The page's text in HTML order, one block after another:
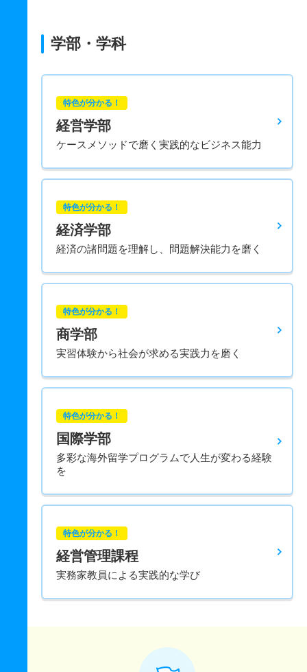
学部・学科
特色が分かる！
経営学部
ケースメソッドで磨く実践的なビジネス能力
特色が分かる！
経済学部
経済の諸問題を理解し、問題解決能力を磨く
特色が分かる！
商学部
実習体験から社会が求める実践力を磨く
特色が分かる！
国際学部
多彩な海外留学プログラムで人生が変わる経験
を
特色が分かる！
経営管理課程
実務家教員による実践的な学び